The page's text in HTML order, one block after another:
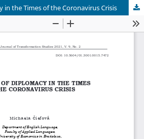
in the Times of the Coronavirus Crisis